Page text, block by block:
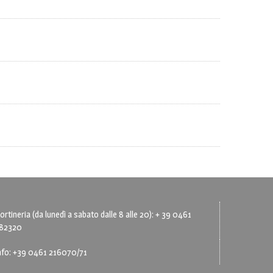
(da lunedì a sabato dalle 8 alle 20): + 39 0461
+39 0461 216070/71